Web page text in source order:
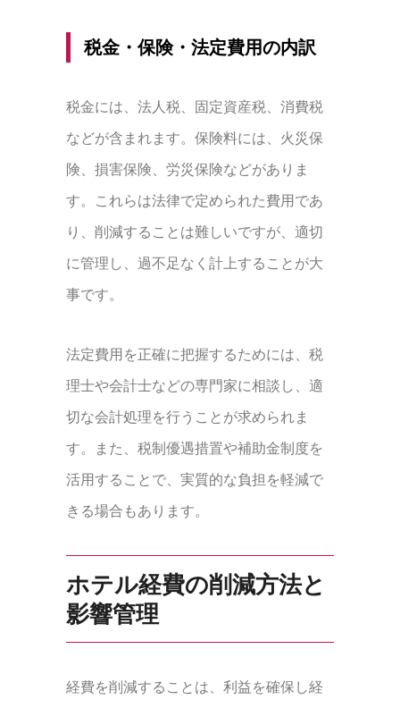
税金・保険・法定費用の内訳
税金には、法人税、固定資産税、消費税
などが含まれます。保険料には、火災保
険、損害保険、労災保険などがありま
す。これらは法律で定められた費用であ
り、削減することは難しいですが、適切
に管理し、過不足なく計上することが大
事です。
法定費用を正確に把握するためには、税
理士や会計士などの専門家に相談し、適
切な会計処理を行うことが求められま
す。また、税制優遇措置や補助金制度を
活用することで、実質的な負担を軽減で
きる場合もあります。
ホテル経費の削減方法と
影響管理
経費を削減することは、利益を確保し経